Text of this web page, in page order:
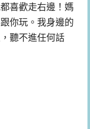
喜歡走右邊！媽
你玩。我身邊的
聽不進任何話